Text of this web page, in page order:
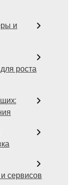
и
роста
сервисов